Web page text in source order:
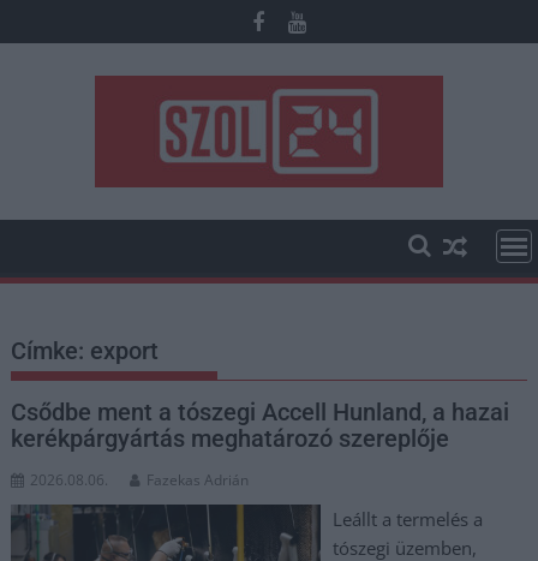
to
Címke: export
Csődbe ment a tószegi Accell Hunland, a hazai
kerékpárgyártás meghatározó szereplője
2026.08.06. Fazekas Adrián
Leállt a termelés a
tószegi üzemben,